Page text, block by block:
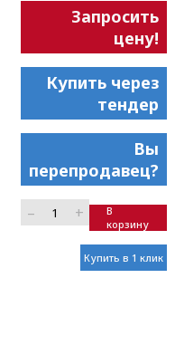
Запросить
цену!
Купить через
тендер
Вы
перепродавец?
– +
В
корзину
Купить в 1 клик